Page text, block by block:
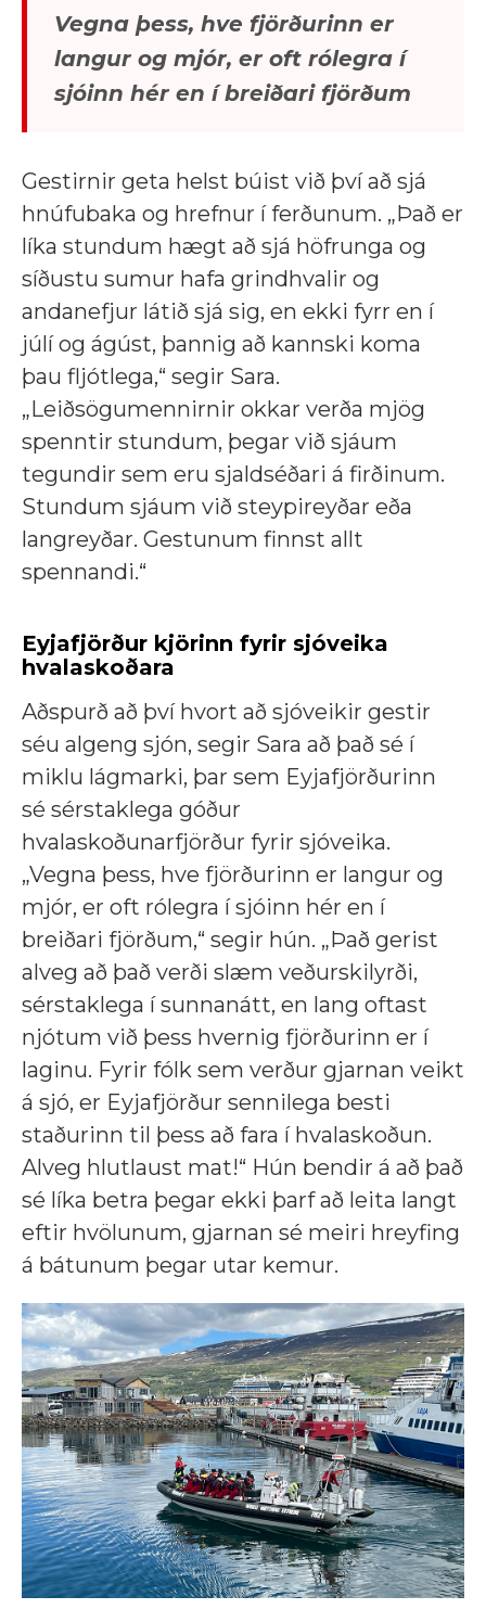
Vegna þess, hve fjörðurinn er
langur og mjór, er oft rólegra í
sjóinn hér en í breiðari fjörðum
Gestirnir geta helst búist við því að sjá
hnúfubaka og hrefnur í ferðunum. „Það er
líka stundum hægt að sjá höfrunga og
síðustu sumur hafa grindhvalir og
andanefjur látið sjá sig, en ekki fyrr en í
júlí og ágúst, þannig að kannski koma
þau fljótlega,“ segir Sara.
„Leiðsögumennirnir okkar verða mjög
spenntir stundum, þegar við sjáum
tegundir sem eru sjaldséðari á firðinum.
Stundum sjáum við steypireyðar eða
langreyðar. Gestunum finnst allt
spennandi.“
Eyjafjörður kjörinn fyrir sjóveika
hvalaskoðara
Aðspurð að því hvort að sjóveikir gestir
séu algeng sjón, segir Sara að það sé í
miklu lágmarki, þar sem Eyjafjörðurinn
sé sérstaklega góður
hvalaskoðunarfjörður fyrir sjóveika.
„Vegna þess, hve fjörðurinn er langur og
mjór, er oft rólegra í sjóinn hér en í
breiðari fjörðum,“ segir hún. „Það gerist
alveg að það verði slæm veðurskilyrði,
sérstaklega í sunnanátt, en lang oftast
njótum við þess hvernig fjörðurinn er í
laginu. Fyrir fólk sem verður gjarnan veikt
á sjó, er Eyjafjörður sennilega besti
staðurinn til þess að fara í hvalaskoðun.
Alveg hlutlaust mat!“ Hún bendir á að það
sé líka betra þegar ekki þarf að leita langt
eftir hvölunum, gjarnan sé meiri hreyfing
á bátunum þegar utar kemur.